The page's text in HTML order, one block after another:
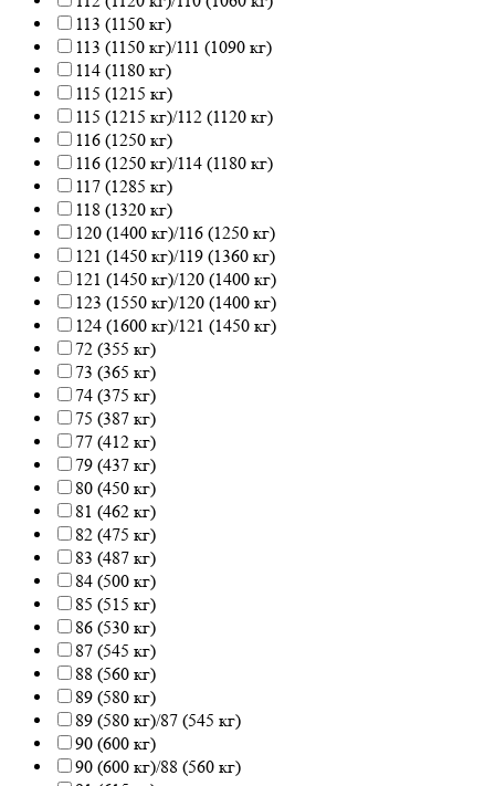
113 (1150 кг)
113 (1150 кг)/111 (1090 кг)
114 (1180 кг)
115 (1215 кг)
115 (1215 кг)/112 (1120 кг)
116 (1250 кг)
116 (1250 кг)/114 (1180 кг)
117 (1285 кг)
118 (1320 кг)
120 (1400 кг)/116 (1250 кг)
121 (1450 кг)/119 (1360 кг)
121 (1450 кг)/120 (1400 кг)
123 (1550 кг)/120 (1400 кг)
124 (1600 кг)/121 (1450 кг)
72 (355 кг)
73 (365 кг)
74 (375 кг)
75 (387 кг)
77 (412 кг)
79 (437 кг)
80 (450 кг)
81 (462 кг)
82 (475 кг)
83 (487 кг)
84 (500 кг)
85 (515 кг)
86 (530 кг)
87 (545 кг)
88 (560 кг)
89 (580 кг)
89 (580 кг)/87 (545 кг)
90 (600 кг)
90 (600 кг)/88 (560 кг)